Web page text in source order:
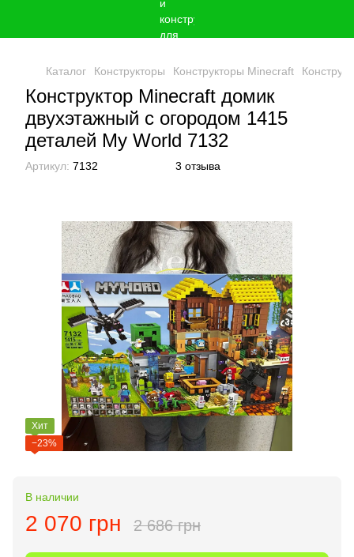
Каталог Конструкторы Конструкторы Minecraft
Конструктор Minecraft домик
двухэтажный с огородом 1415
деталей My World 7132
Артикул: 7132 3 отзыва
Хит
−23%
В наличии
2 070 грн 2 686 грн